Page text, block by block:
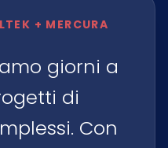
+ MERCURA
giorni a
di
Con